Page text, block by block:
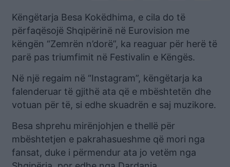
Këngëtarja Besa Kokëdhima, e cila do të
përfaqësojë Shqipërinë në Eurovision me
këngën “Zemrën n’dorë”, ka reaguar për herë të
parë pas triumfimit në Festivalin e Këngës.
Në një regaim në “Instagram”, këngëtarja ka
falenderuar të gjithë ata që e mbështetën dhe
votuan për të, si edhe skuadrën e saj muzikore.
Besa shprehu mirënjohjen e thellë për
mbështetjen e pakrahasueshme që mori nga
fansat, duke i përmendur ata jo vetëm nga